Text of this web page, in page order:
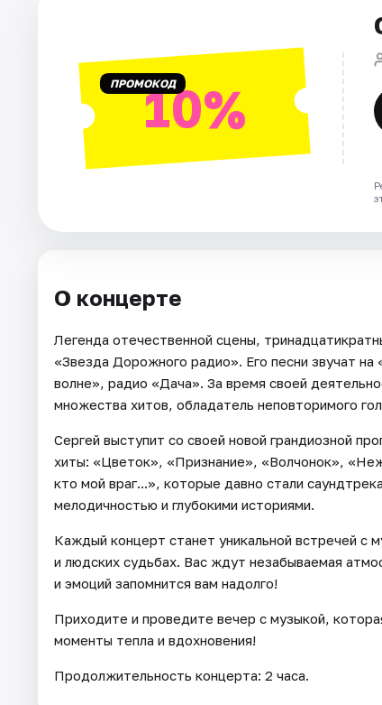
Рейтинги
ПРОМОКОД10%
О концерте
Легенда отечественной сцены,
«Звезда Дорожного радио». Его песни звучат
волне», радио «Дача». За время своей
множества хитов, обладатель неповторимого
Сергей выступит со своей новой грандиозной
хиты: «Цветок», «Признание», «Волчонок»,
кто мой враг...», которые давно стали
мелодичностью и глубокими историями.
Каждый концерт станет уникальной встречей с
и людских судьбах. Вас ждут незабываемая
и эмоций запомнится вам надолго!
Приходите и проведите вечер с музыкой,
моменты тепла и вдохновения!
Продолжительность концерта: 2 часа.